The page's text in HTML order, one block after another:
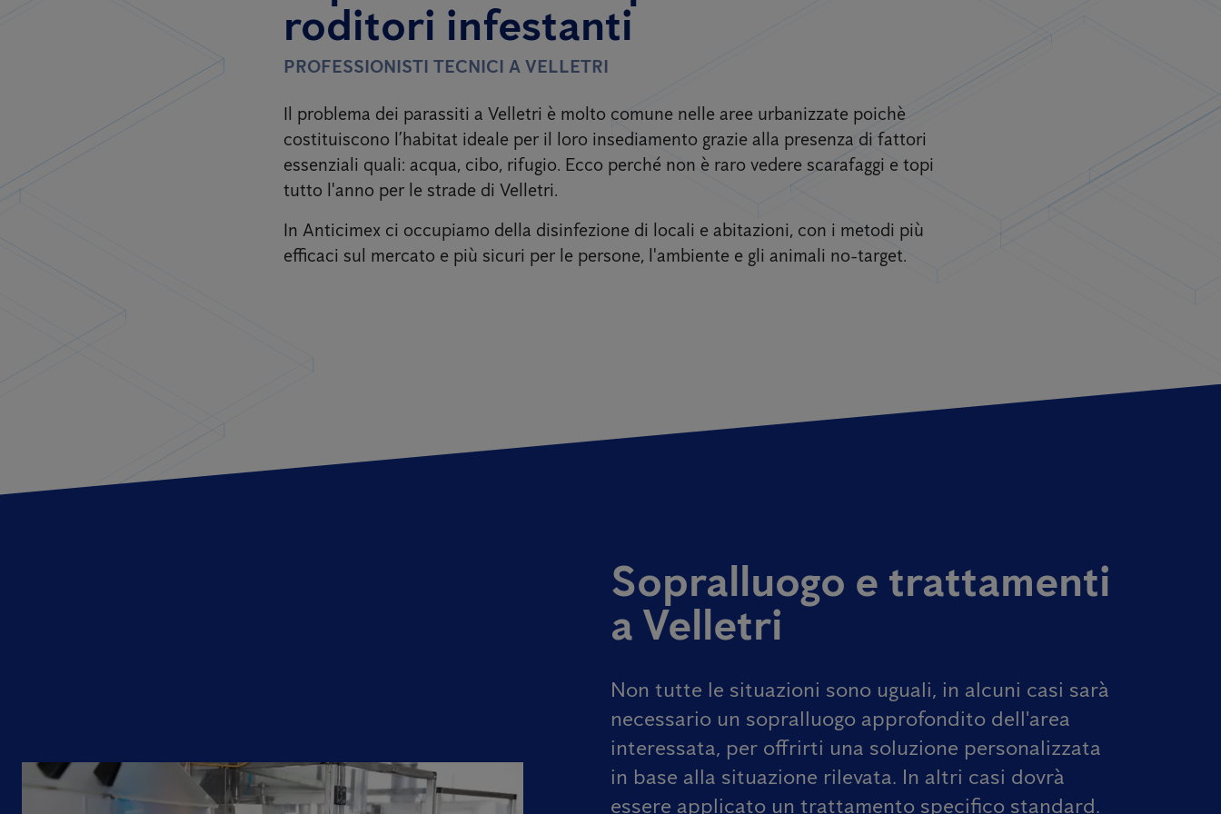
roditori infestanti
PROFESSIONISTI TECNICI A VELLETRI
Il problema dei parassiti a Velletri è molto comune nelle aree urbanizzate poichè
costituiscono l’habitat ideale per il loro insediamento grazie alla presenza di fattori
essenziali quali: acqua, cibo, rifugio. Ecco perché non è raro vedere scarafaggi e topi
tutto l'anno per le strade di Velletri.
In Anticimex ci occupiamo della disinfezione di locali e abitazioni, con i metodi più
efficaci sul mercato e più sicuri per le persone, l'ambiente e gli animali no-target.
Sopralluogo e trattamenti
a Velletri
Non tutte le situazioni sono uguali, in alcuni casi sarà
necessario un sopralluogo approfondito dell'area
interessata, per offrirti una soluzione personalizzata
in base alla situazione rilevata. In altri casi dovrà
essere applicato un trattamento specifico standard.